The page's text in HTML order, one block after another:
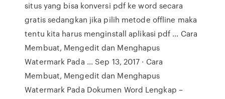
situs yang bisa konversi pdf ke word secara
gratis sedangkan jika pilih metode offline maka
tentu kita harus menginstall aplikasi pdf … Cara
Membuat, Mengedit dan Menghapus
Watermark Pada ... Sep 13, 2017 · Cara
Membuat, Mengedit dan Menghapus
Watermark Pada Dokumen Word Lengkap –